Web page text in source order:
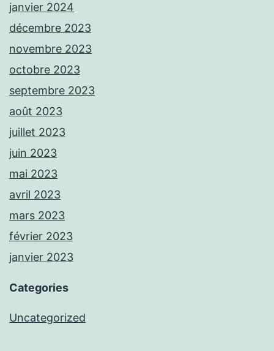
janvier 2024
décembre 2023
novembre 2023
octobre 2023
septembre 2023
août 2023
juillet 2023
juin 2023
mai 2023
avril 2023
mars 2023
février 2023
janvier 2023
Categories
Uncategorized